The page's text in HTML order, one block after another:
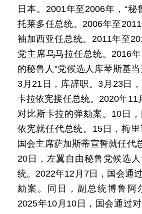
日本。2001年至2006年，“秘
托莱多任总统。2006年至
袖加西亚任总统。2011年至
党主席乌马拉任总统。2016
的秘鲁人”党候选人库琴斯基
3月21日，库辞职。3月23日
卡拉依宪接任总统。2020年11
对比斯卡拉的弹劾案。10日
依宪就任代总统。15日，梅里
国会主席萨加斯蒂宣誓就任代
20日，左翼自由秘鲁党候选
统。2022年12月7日，国会通
劾案。同日，副总统博鲁阿
2025年10月10日，国会通过